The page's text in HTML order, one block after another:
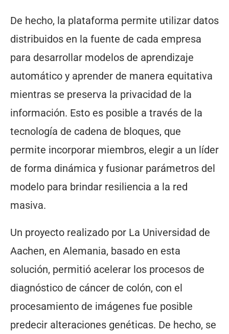
De hecho, la plataforma permite utilizar datos
distribuidos en la fuente de cada empresa
para desarrollar modelos de aprendizaje
automático y aprender de manera equitativa
mientras se preserva la privacidad de la
información. Esto es posible a través de la
tecnología de cadena de bloques, que
permite incorporar miembros, elegir a un líder
de forma dinámica y fusionar parámetros del
modelo para brindar resiliencia a la red
masiva.
Un proyecto realizado por La Universidad de
Aachen, en Alemania, basado en esta
solución, permitió acelerar los procesos de
diagnóstico de cáncer de colón, con el
procesamiento de imágenes fue posible
predecir alteraciones genéticas. De hecho, se